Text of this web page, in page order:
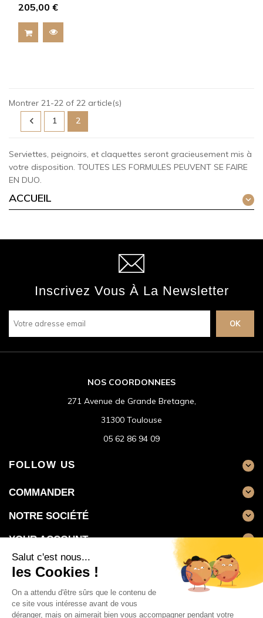
205,00 €
Montrer 21-22 of 22 article(s)
 1 2
Serviettes, peignoirs, et claquettes seront gracieusement mis à
votre disposition. TOUTES LES FORMULES PEUVENT SE FAIRE
EN DUO.
ACCUEIL 
Inscrivez Vous À La Newsletter
NOS COORDONNEES
271 Avenue de Grande Bretagne,
31300 Toulouse
05 62 86 94 09
FOLLOW US 
COMMANDER 
NOTRE SOCIÉTÉ 
YOUR ACCOUNT 